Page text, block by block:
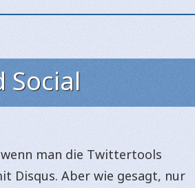
Social
man die Twittertools
Disqus. Aber wie gesagt, nur